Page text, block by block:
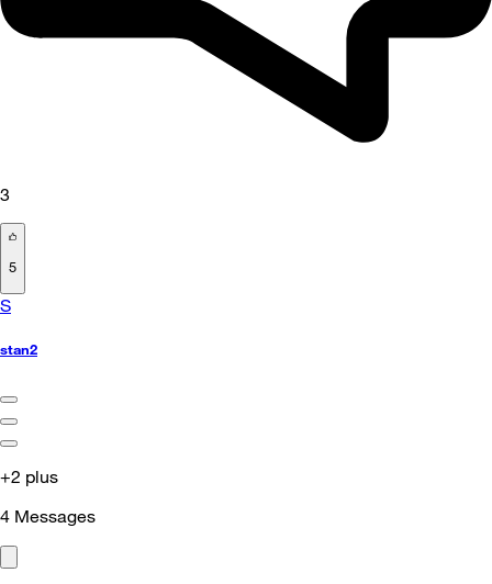
3
5
S
stan2
+2 plus
4 Messages